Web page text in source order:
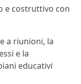
e costruttivo con
a riunioni, la
e la
educativi